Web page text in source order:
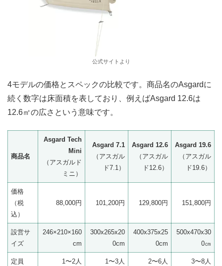
公式サイトより
4モデルの価格とスペックの比較です。商品名のAsgardに
続く数字は床面積を表しており、例えばAsgard 12.6は
12.6㎡の広さという意味です。
商品名
Asgard Tech
Mini
（アスガルド
ミニ）
Asgard 7.1
（アスガル
ド7.1）
Asgard 12.6
（アスガル
ド12.6）
Asgard 19.6
（アスガル
ド19.6）
価格
（税
込）
88,000円 101,200円 129,800円 151,800円
設営サ
イズ
246×210×160
cm
300x265x20
0cm
400x375x25
0cm
500x470x30
0㎝
定員 1〜2人 1〜3人 2〜6人 3〜8人